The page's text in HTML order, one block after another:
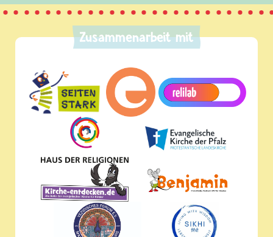
Zusammenarbeit mit